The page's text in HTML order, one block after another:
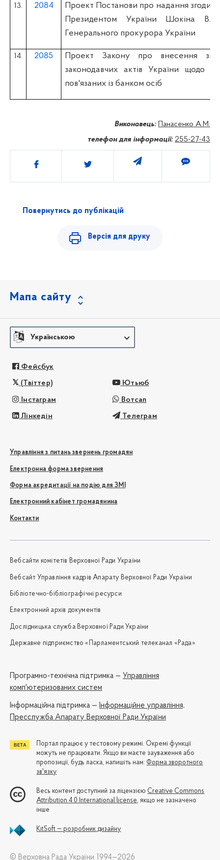
13. 2084
Проект Постанови про надання згоди
Президентом України Шокіна
Генерального прокурора України
14. 2085
Проект Закону про внесення
законодавчих актів України щодо
пов'язаних із банком осіб
Виконавець: Панасенко А.М.
телефон для інформації: 255-27-43
Поділитись
Повернутись до публікацій
Версія для друку
Мапа сайту
Українською
Фейсбук
(Твіттер) Ютьюб
Інстаграм Вотсап
Лінкедін Телеграм
Управління з питань звернень громадян
Електронна форма звернення
Форма акредитації на подію для ЗМІ
Електронний кабінет громадянина
Контакти
Вебсайти комітетів Верховної Ради України
Вебсайт Управління кадрів Апарату Верховної Ради України
Бібліотечно-бібліографічні ресурси
Електронний архів документів
Дослідницька служба Верховної Ради України
Державне підприємство «Парламентський телеканал «Рада»
Програмно-технічна підтримка — Управління
комп'ютеризованих систем
Iнформаційна підтримка — Інформаційне управління,
Пресслужба Апарату Верховної Ради України
Портал працює у тестовому режимі. Окремі функції
можуть не працювати. Якщо ви маєте зауваження або
пропозиції, будь ласка, напишіть нам: Форма зворотного
зв'язку
Весь контент доступний за ліцензією Creative Commons
Attribution 4.0 International license, якщо не зазначено
інше
KitSoft — розробник дизайну
© Верховна Рада України 1994—2026